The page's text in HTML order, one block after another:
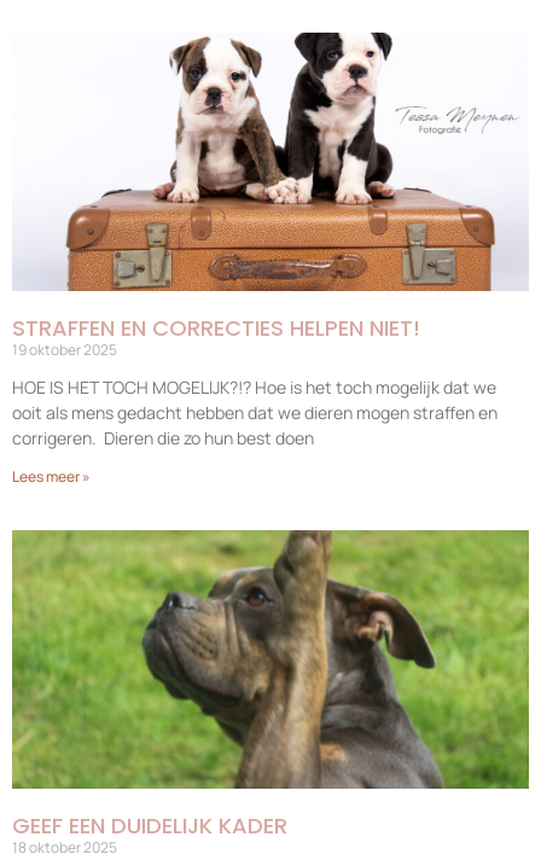
STRAFFEN EN CORRECTIES HELPEN NIET!
19 oktober 2025
HOE IS HET TOCH MOGELIJK?!? Hoe is het toch mogelijk dat we
ooit als mens gedacht hebben dat we dieren mogen straffen en
corrigeren. Dieren die zo hun best doen
Lees meer »
GEEF EEN DUIDELIJK KADER
18 oktober 2025